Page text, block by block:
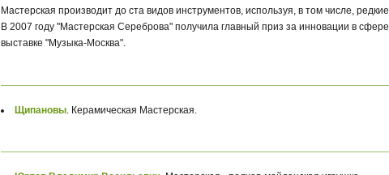
Мастерская производит до ста видов инструментов, используя, в том числе,
В 2007 году "Мастерская Сереброва" получила главный приз за инновации в
выставке "Музыка-Москва".
Щипановы . Керамическая Мастерская.